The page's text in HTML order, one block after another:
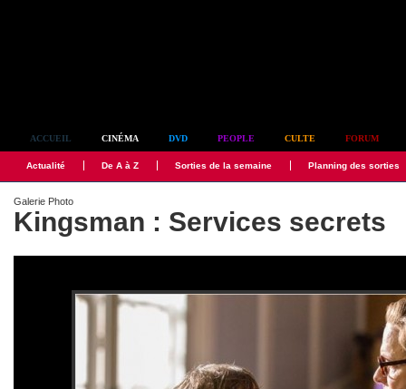
ACCUEIL CINÉMA DVD PEOPLE CULTE FORUM
Actualité De A à Z Sorties de la semaine Planning des sorties
Galerie Photo
Kingsman : Services secrets